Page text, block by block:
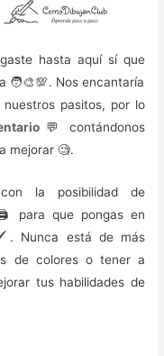
hasta aquí sí que
🧑‍🎨💯. Nos encantaría
pasitos, por lo
💬 contándonos
mejorar 🧐.
la posibilidad de
para que pongas en
Nunca está de más
de colores o tener a
tus habilidades de